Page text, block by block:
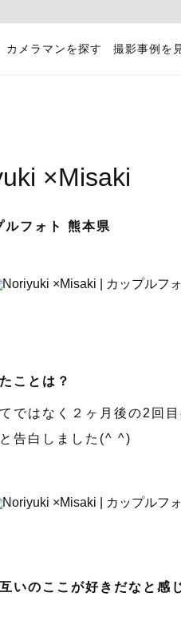
カメラマンを探す 撮影事例を
×Misaki
ルフォト 熊本県
ことは？
ではなく２ヶ月後の2回
告白しました(^ ^)
いのここが好きだなと感